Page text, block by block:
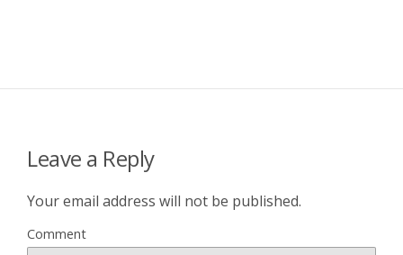
Leave a Reply
Your email address will not be published.
Comment